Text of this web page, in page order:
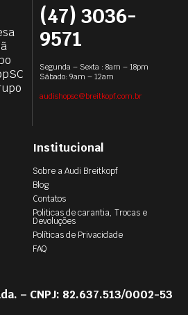
(47) 3036-
9571
Segunda – Sexta : 8am – 18pm
Sábado: 9am – 12am
audishopsc@breitkopf.com.br
Institucional
Sobre a Audi Breitkopf
Blog
Contatos
Politicas de carantia, Trocas e
Devoluções
Políticas de Privacidade
FAQ
– CNPJ: 82.637.513/0002-53